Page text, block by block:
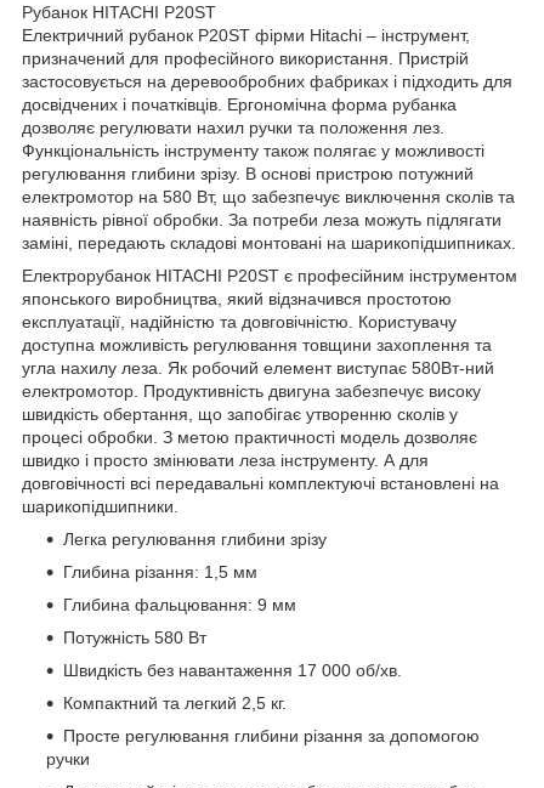
Рубанок HITACHI P20ST
Електричний рубанок P20ST фірми Hitachi – інструмент,
призначений для професійного використання. Пристрій
застосовується на деревообробних фабриках і підходить для
досвідчених і початківців. Ергономічна форма рубанка
дозволяє регулювати нахил ручки та положення лез.
Функціональність інструменту також полягає у можливості
регулювання глибини зрізу. В основі пристрою потужний
електромотор на 580 Вт, що забезпечує виключення сколів та
наявність рівної обробки. За потреби леза можуть підлягати
заміні, передають складові монтовані на шарикопідшипниках.
Електрорубанок HITACHI P20ST є професійним інструментом
японського виробництва, який відзначився простотою
експлуатації, надійністю та довговічністю. Користувачу
доступна можливість регулювання товщини захоплення та
угла нахилу леза. Як робочий елемент виступає 580Вт-ний
електромотор. Продуктивність двигуна забезпечує високу
швидкість обертання, що запобігає утворенню сколів у
процесі обробки. З метою практичності модель дозволяє
швидко і просто змінювати леза інструменту. А для
довговічності всі передавальні комплектуючі встановлені на
шарикопідшипники.
Легка регулювання глибини зрізу
Глибина різання: 1,5 мм
Глибина фальцювання: 9 мм
Потужність 580 Вт
Швидкість без навантаження 17 000 об/хв.
Компактний та легкий 2,5 кг.
Просте регулювання глибини різання за допомогою
ручки